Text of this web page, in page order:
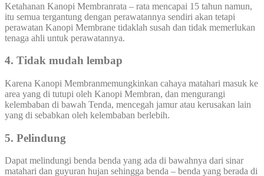
Ketahanan Kanopi Membranrata – rata mencapai 15 tahun namun,
itu semua tergantung dengan perawatannya sendiri akan tetapi
perawatan Kanopi Membrane tidaklah susah dan tidak memerlukan
tenaga ahli untuk perawatannya.
4. Tidak mudah lembap
Karena Kanopi Membranmemungkinkan cahaya matahari masuk ke
area yang di tutupi oleh Kanopi Membran, dan mengurangi
kelembaban di bawah Tenda, mencegah jamur atau kerusakan lain
yang di sebabkan oleh kelembaban berlebih.
5. Pelindung
Dapat melindungi benda benda yang ada di bawahnya dari sinar
matahari dan guyuran hujan sehingga benda – benda yang berada di